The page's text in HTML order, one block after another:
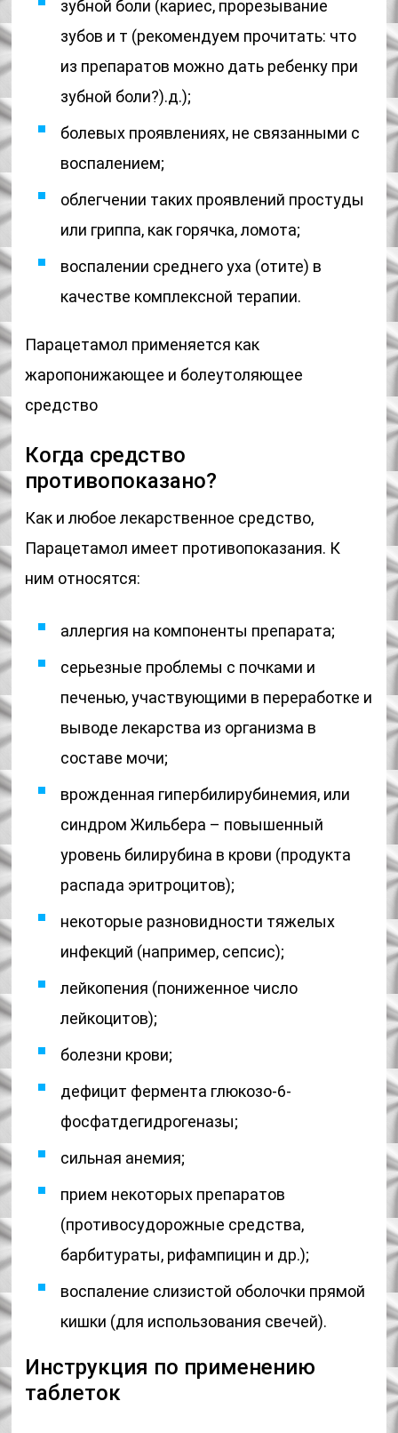
зубной боли (кариес, прорезывание
зубов и т (рекомендуем прочитать: что
из препаратов можно дать ребенку при
зубной боли?).д.);
болевых проявлениях, не связанными с
воспалением;
облегчении таких проявлений простуды
или гриппа, как горячка, ломота;
воспалении среднего уха (отите) в
качестве комплексной терапии.
Парацетамол применяется как
жаропонижающее и болеутоляющее
средство
Когда средство
противопоказано?
Как и любое лекарственное средство,
Парацетамол имеет противопоказания. К
ним относятся:
аллергия на компоненты препарата;
серьезные проблемы с почками и
печенью, участвующими в переработке и
выводе лекарства из организма в
составе мочи;
врожденная гипербилирубинемия, или
синдром Жильбера – повышенный
уровень билирубина в крови (продукта
распада эритроцитов);
некоторые разновидности тяжелых
инфекций (например, сепсис);
лейкопения (пониженное число
лейкоцитов);
болезни крови;
дефицит фермента глюкозо-6-
фосфатдегидрогеназы;
сильная анемия;
прием некоторых препаратов
(противосудорожные средства,
барбитураты, рифампицин и др.);
воспаление слизистой оболочки прямой
кишки (для использования свечей).
Инструкция по применению
таблеток